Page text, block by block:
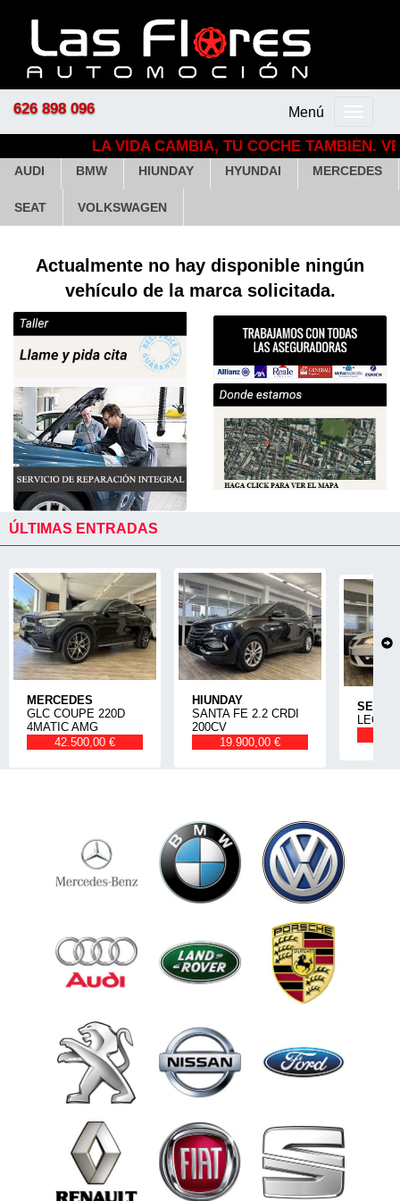
Menú
626 898 096
LA VIDA CAMBIA, TU COCHE TAMBIÉN.
AUDI BMW HIUNDAY HYUNDAI MERCEDES
SEAT VOLKSWAGEN
Actualmente no hay disponible ningún
vehículo de la marca solicitada.
ÚLTIMAS ENTRADAS
MERCEDES
GLC COUPE 220D
4MATIC AMG
42.500,00 €
HIUNDAY
SANTA FE 2.2 CRDI
200CV
19.900,00 €
SEAT
LEON